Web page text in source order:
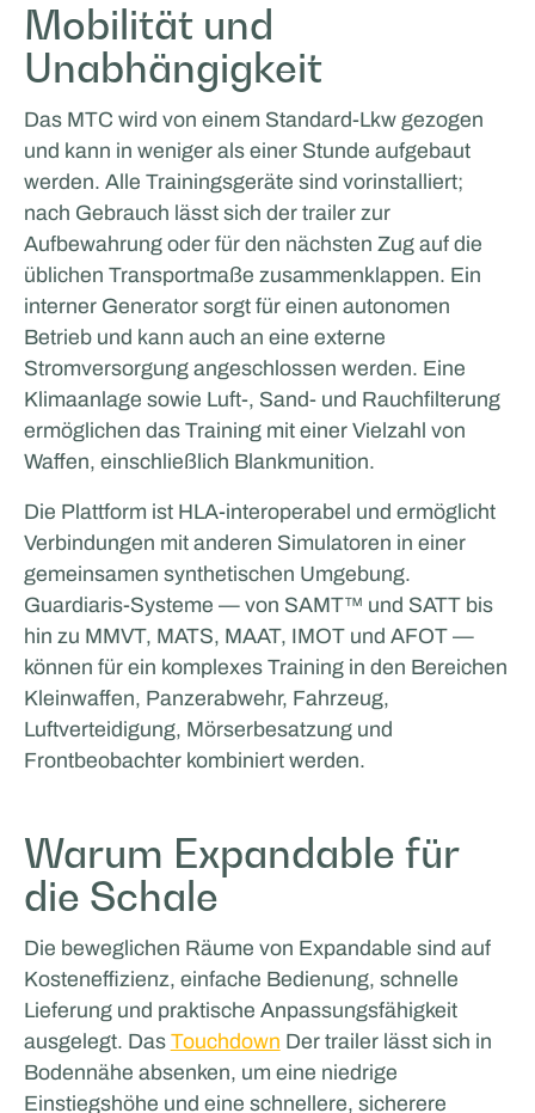
Mobilität und
Unabhängigkeit
Das MTC wird von einem Standard-Lkw gezogen
und kann in weniger als einer Stunde aufgebaut
werden. Alle Trainingsgeräte sind vorinstalliert;
nach Gebrauch lässt sich der trailer zur
Aufbewahrung oder für den nächsten Zug auf die
üblichen Transportmaße zusammenklappen. Ein
interner Generator sorgt für einen autonomen
Betrieb und kann auch an eine externe
Stromversorgung angeschlossen werden. Eine
Klimaanlage sowie Luft-, Sand- und Rauchfilterung
ermöglichen das Training mit einer Vielzahl von
Waffen, einschließlich Blankmunition.
Die Plattform ist HLA‑interoperabel und ermöglicht
Verbindungen mit anderen Simulatoren in einer
gemeinsamen synthetischen Umgebung.
Guardiaris-Systeme — von SAMT™ und SATT bis
hin zu MMVT, MATS, MAAT, IMOT und AFOT —
können für ein komplexes Training in den Bereichen
Kleinwaffen, Panzerabwehr, Fahrzeug,
Luftverteidigung, Mörserbesatzung und
Frontbeobachter kombiniert werden.
Warum Expandable für
die Schale
Die beweglichen Räume von Expandable sind auf
Kosteneffizienz, einfache Bedienung, schnelle
Lieferung und praktische Anpassungsfähigkeit
ausgelegt. Das Touchdown Der trailer lässt sich in
Bodennähe absenken, um eine niedrige
Einstiegshöhe und eine schnellere, sicherere